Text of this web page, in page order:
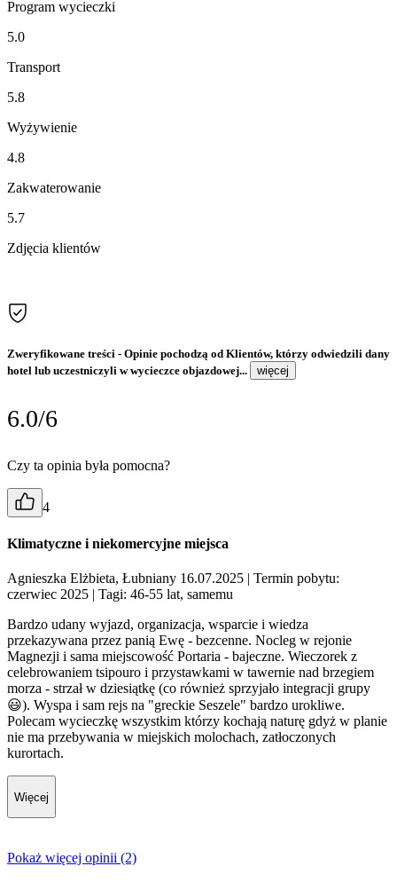
Program wycieczki
5.0
Transport
5.8
Wyżywienie
4.8
Zakwaterowanie
5.7
Zdjęcia klientów
Zweryfikowane treści - Opinie pochodzą od Klientów, którzy odwiedzili dany
hotel lub uczestniczyli w wycieczce objazdowej...
więcej
6.0/6
Czy ta opinia była pomocna?
4
Klimatyczne i niekomercyjne miejsca
Agnieszka Elżbieta, Łubniany 16.07.2025 | Termin pobytu:
czerwiec 2025 | Tagi: 46-55 lat, samemu
Bardzo udany wyjazd, organizacja, wsparcie i wiedza
przekazywana przez panią Ewę - bezcenne. Nocleg w rejonie
Magnezji i sama miejscowość Portaria - bajeczne. Wieczorek z
celebrowaniem tsipouro i przystawkami w tawernie nad brzegiem
morza - strzał w dziesiątkę (co również sprzyjało integracji grupy
😃). Wyspa i sam rejs na "greckie Seszele" bardzo urokliwe.
Polecam wycieczkę wszystkim którzy kochają naturę gdyż w planie
nie ma przebywania w miejskich molochach, zatłoczonych
kurortach.
Więcej
Pokaż więcej opinii (2)